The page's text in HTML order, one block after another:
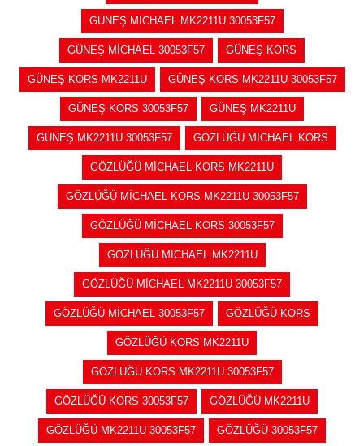
GÜNEŞ MİCHAEL MK2211U 30053F57
GÜNEŞ MİCHAEL 30053F57 GÜNEŞ KORS
GÜNEŞ KORS MK2211U GÜNEŞ KORS MK2211U 30053F57
GÜNEŞ KORS 30053F57 GÜNEŞ MK2211U
GÜNEŞ MK2211U 30053F57 GÖZLÜĞÜ MİCHAEL KORS
GÖZLÜĞÜ MİCHAEL KORS MK2211U
GÖZLÜĞÜ MİCHAEL KORS MK2211U 30053F57
GÖZLÜĞÜ MİCHAEL KORS 30053F57
GÖZLÜĞÜ MİCHAEL MK2211U
GÖZLÜĞÜ MİCHAEL MK2211U 30053F57
GÖZLÜĞÜ MİCHAEL 30053F57 GÖZLÜĞÜ KORS
GÖZLÜĞÜ KORS MK2211U
GÖZLÜĞÜ KORS MK2211U 30053F57
GÖZLÜĞÜ KORS 30053F57 GÖZLÜĞÜ MK2211U
GÖZLÜĞÜ MK2211U 30053F57 GÖZLÜĞÜ 30053F57